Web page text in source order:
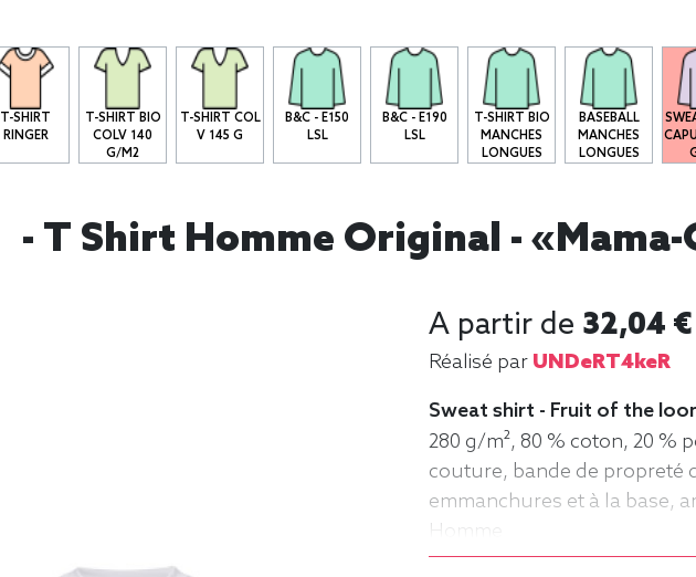
T-SHIRT
RINGER
T-SHIRT BIO
COLV 140
G/M2
T-SHIRT COL
V 145 G
B&C - E150
LSL
B&C - E190
LSL
T-SHIRT BIO
MANCHES
LONGUES
BASEBALL
MANCHES
LONGUES
- T Shirt Homme Original - «Mama-
A partir de 32,04 €
Réalisé par UNDeRT4keR
Sweat shirt - Fruit of the
280 g/m², 80 % coton, 20 %
couture, bande de propreté
emmanchures et à la base,
Homme